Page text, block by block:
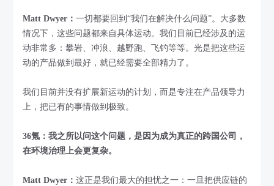
Matt Dwyer：一切都要回到“我们在解决什么问题”。大多数
情况下，这些问题都来自具体运动。我们目前已经涉及的运
动非常多：攀岩、冲浪、越野跑、飞钓等等。光是把这些运
动的产品做到最好，就已经需要全部精力了。
我们目前并没有扩展新运动的计划，而是专注在产品领导力
上，把已有的事情做到极致。
36氪：我之所以问这个问题，是因为成为真正的跨国公司，
在环境治理上会更复杂。
Matt Dwyer：这正是我们最大的担忧之一：一旦把供应链的